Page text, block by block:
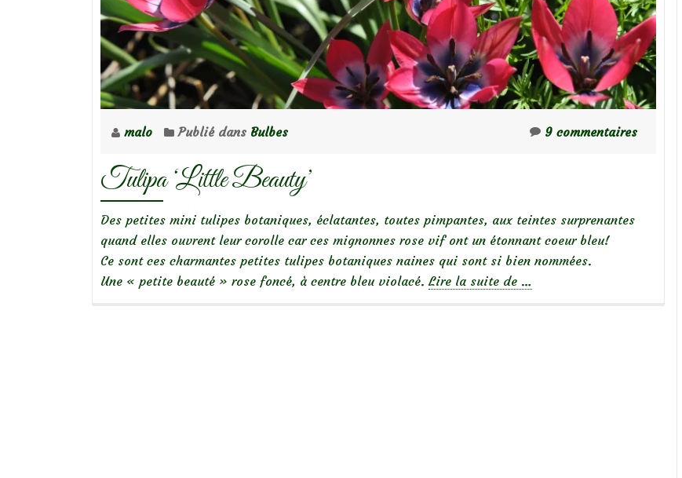
malo Publié dans Bulbes 9 commentaires
Tulipa ‘Little Beauty’
Des petites mini tulipes botaniques, éclatantes, toutes pimpantes, aux teintes surprenantes
quand elles ouvrent leur corolle car ces mignonnes rose vif ont un étonnant coeur bleu!
Ce sont ces charmantes petites tulipes botaniques naines qui sont si bien nommées.
Une « petite beauté » rose foncé, à centre bleu violacé. Lire la suite de à
…